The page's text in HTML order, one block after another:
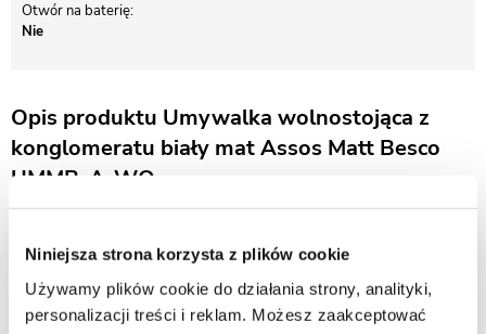
Niniejsza strona korzysta z plików cookie
Używamy plików cookie do działania strony, analityki,
personalizacji treści i reklam. Możesz zaakceptować
Otwór na baterię
Nie
Opis produktu Umywalka wolnostojąca z
konglomeratu biały mat Assos Matt Besco
UMMB-A-WO
Długość: 41 cm
Wysokość: 84,5 cm
Kolor: snieżnobiały mat na zewnątrz - wewnątrz połysk
Materiał: odlew mineralny Mineral DuraBe